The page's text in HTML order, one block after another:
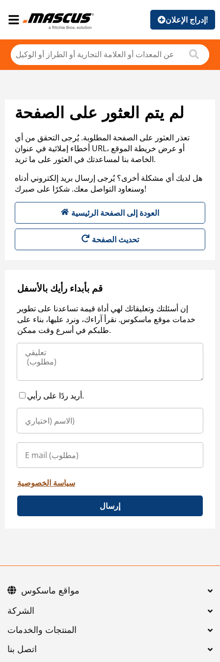
إدراج الإعلان!
لم يتم العثور على الصفحة
تعذر العثور على الصفحة المطلوبة. يُرجى التحقق من أي
أخطاء إملائية في عنوان URL، أو عرض خريطة الموقع
الخاصة بنا لمساعدتك في العثور على ما تريد.
هل لديك أي مشكلة أخرى؟ يُرجى إرسال بريد إلكتروني أدناه
وسنعاود التواصل معك. شكرًا على صبرك!
العودة إلى الصفحة الرئيسية
تحديث الصفحة
قم بأبداء رأيك بالأسفل
إن أسئلتك وتعليقاتك لهي أداة قيمة تساعدنا على تطوير
خدمات موقع ماسكوس. نقرأ آراءك، ونرد عليها، بناء على
طلبكم في أسرع وقت ممكن.
أريد ردًا على رأيي.
سياسة الخصوصية
إرسال
اتصل بنا
مواقع ماسكوس